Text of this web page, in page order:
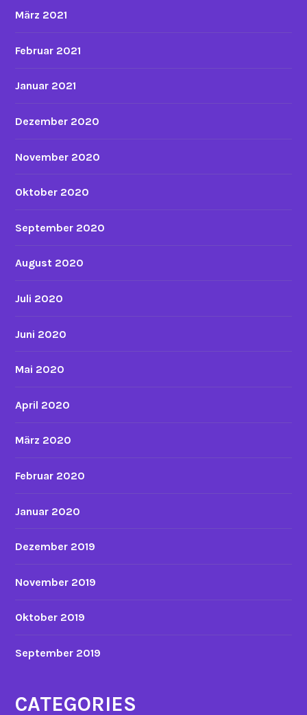
März 2021
Februar 2021
Januar 2021
Dezember 2020
November 2020
Oktober 2020
September 2020
August 2020
Juli 2020
Juni 2020
Mai 2020
April 2020
März 2020
Februar 2020
Januar 2020
Dezember 2019
November 2019
Oktober 2019
September 2019
CATEGORIES